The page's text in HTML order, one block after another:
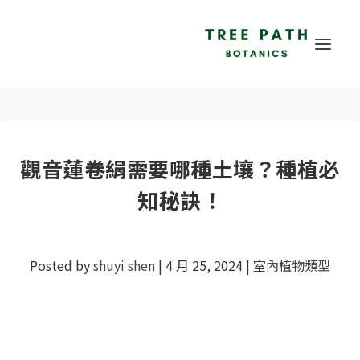
觀音蓮卷絹需要哪種土壤？種植必
知秘訣！
Posted byshuyi shen | 4 月 25, 2024 | 室內植物類型